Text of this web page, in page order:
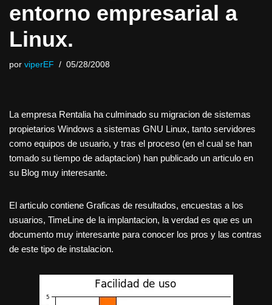
entorno empresarial a
Linux.
por viperEF 05/28/2008
La empresa Rentalia ha culminado su migracion de sistemas
propietarios Windows a sistemas GNU Linux, tanto servidores
como equipos de usuario, y tras el proceso (en el cual se han
tomado su tiempo de adaptacion) han publicado un articulo en
su Blog muy interesante.
El articulo contiene Graficas de resultados, encuestas a los
usuarios, TimeLine de la implantacion, la verdad es que es un
documento muy interesante para conocer los pros y las contras
de este tipo de instalacion.